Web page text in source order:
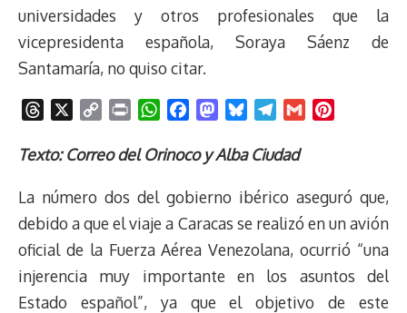
universidades y otros profesionales que la
vicepresidenta española, Soraya Sáenz de
Santamaría, no quiso citar.
r
a
d
s
p
L
i
k
i
W
a
s
A
p
p
c
b
o
k
M
s
o
d
n
u
s
k
l
g
r
m
l
e
r
e
s
t
Texto: Correo del Orinoco y Alba Ciudad
La número dos del gobierno ibérico aseguró que,
debido a que el viaje a Caracas se realizó en un avión
oficial de la Fuerza Aérea Venezolana, ocurrió “una
injerencia muy importante en los asuntos del
Estado español”, ya que el objetivo de este